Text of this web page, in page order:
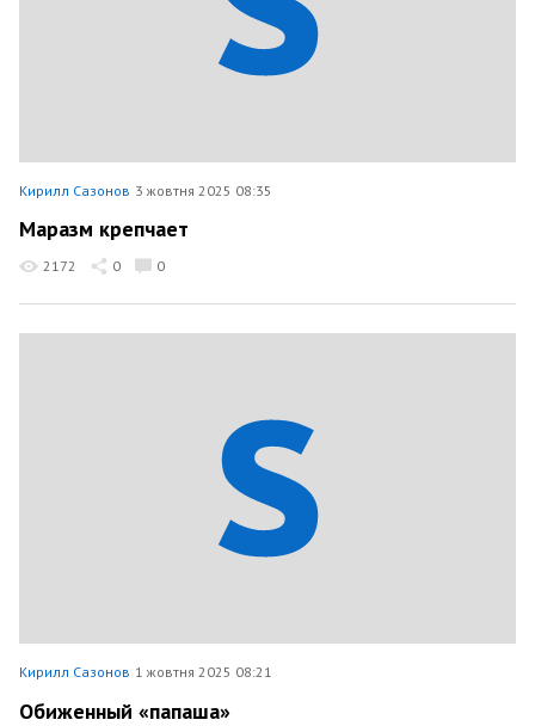
Кирилл Сазонов 3 жовтня 2025 08:35
Маразм крепчает
2172 0 0
Кирилл Сазонов 1 жовтня 2025 08:21
Обиженный «папаша»